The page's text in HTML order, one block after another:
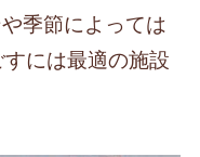
季節によっては
には最適の施設